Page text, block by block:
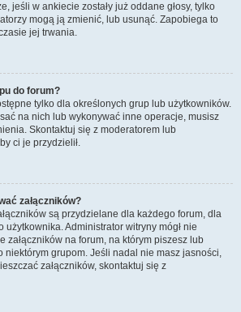
jeśli w ankiecie zostały już oddane głosy, tylko
mogą ją zmienić, lub usunąć. Zapobiega to
jej trwania.
do forum?
tylko dla określonych grup lub użytkowników.
na nich lub wykonywać inne operacje, musisz
Skontaktuj się z moderatorem lub
ci je przydzielił.
załączników?
są przydzielane dla każdego forum, dla
użytkownika. Administrator witryny mógł nie
załączników na forum, na którym piszesz lub
niektórym grupom. Jeśli nadal nie masz jasności,
załączników, skontaktuj się z